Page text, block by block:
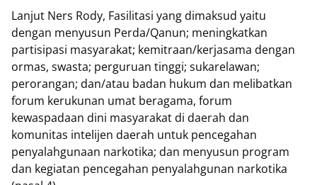
Lanjut Ners Rody, Fasilitasi yang dimaksud yaitu
dengan menyusun Perda/Qanun; meningkatkan
partisipasi masyarakat; kemitraan/kerjasama dengan
ormas, swasta; perguruan tinggi; sukarelawan;
perorangan; dan/atau badan hukum dan melibatkan
forum kerukunan umat beragama, forum
kewaspadaan dini masyarakat di daerah dan
komunitas intelijen daerah untuk pencegahan
penyalahgunaan narkotika; dan menyusun program
dan kegiatan pencegahan penyalahgunan narkotika